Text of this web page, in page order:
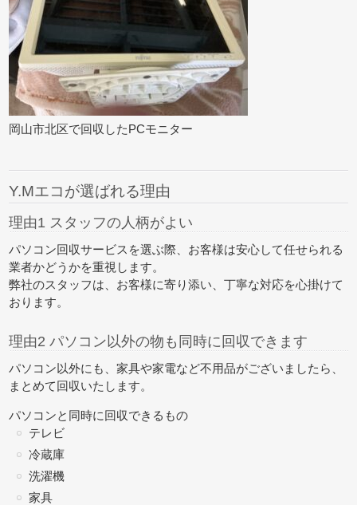
岡山市北区で回収したPCモニター
Y.Mエコが選ばれる理由
理由1 スタッフの人柄がよい
パソコン回収サービスを選ぶ際、お客様は安心して任せられる
業者かどうかを重視します。
弊社のスタッフは、お客様に寄り添い、丁寧な対応を心掛けて
おります。
理由2 パソコン以外の物も同時に回収できます
パソコン以外にも、家具や家電など不用品がございましたら、
まとめて回収いたします。
パソコンと同時に回収できるもの
テレビ
冷蔵庫
洗濯機
家具